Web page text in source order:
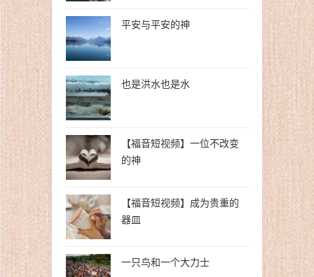
平安与平安的神
也是洪水也是水
【福音短视频】一位不改变
的神
【福音短视频】成为贵重的
器皿
一只鸟和一个大力士